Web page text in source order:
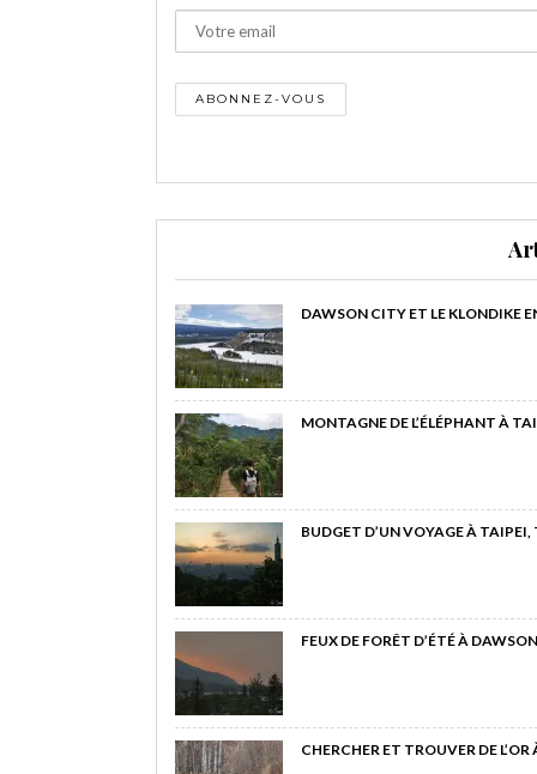
DAWSON CITY ET LE KLONDIKE
MONTAGNE DE L’ÉLÉPHANT À
BUDGET D’UN VOYAGE À
FEUX DE FORÊT D’ÉTÉ À
CHERCHER ET TROUVER DE